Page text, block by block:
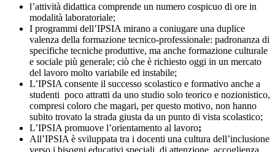
l’attività didattica comprende un numero cospicuo di ore in
modalità laboratoriale;
I programmi dell’IPSIA mirano a coniugare una duplice
valenza della formazione tecnico-professionale: padronanza di
specifiche tecniche produttive, ma anche formazione culturale
e sociale più generale; ciò che è richiesto oggi in un mercato
del lavoro molto variabile ed instabile;
L’IPSIA consente il successo scolastico e formativo anche a
studenti poco attratti da uno studio solo teorico e nozionistico,
compresi coloro che magari, per questo motivo, non hanno
subito trovato la strada giusta da un punto di vista scolastico;
L’IPSIA promuove l’orientamento al lavoro;
All’IPSIA è sviluppata tra i docenti una cultura dell’inclusione
verso i bisogni educativi speciali, di attenzione, accoglienza